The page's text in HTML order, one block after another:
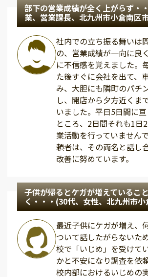
部下の営業成績が全く上がらず・
業、営業課長、北九州市小倉南区
社内での立ち振る舞いは
の、営業成績が一向に良
に不信感を覚えました。
た後すぐに会社を出て、
み、大胆にも隣町のパチ
し、開店から夕方近くま
いました。平日5日間に
ところ、2日間それも1日
業活動を行っていません
頼者は、その両名と話し
改善に努めています。
子供が帰るとケガが増えているこ
く・・・(30代、女性、北九州市
最近子供にケガが増え、
ついて話したがらないた
校で「いじめ」を受けて
かと不安になり調査を依
校内部におけるいじめの